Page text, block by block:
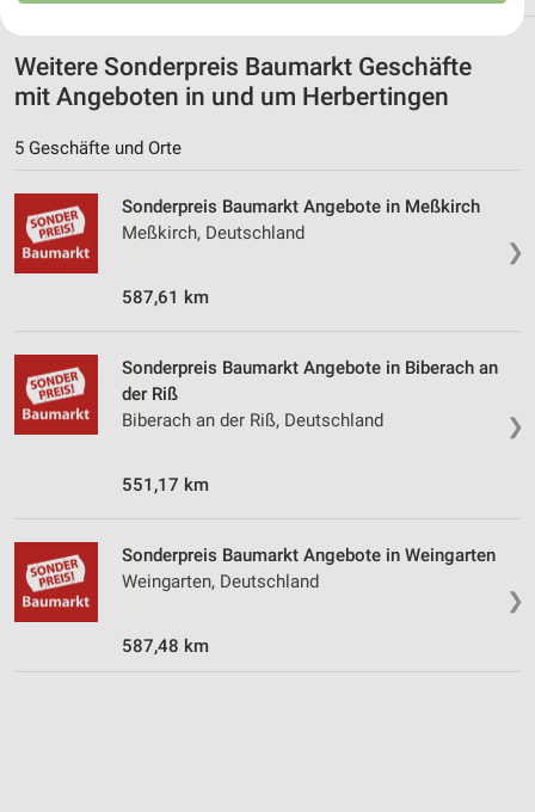
Weitere Sonderpreis Baumarkt Geschäfte
mit Angeboten in und um Herbertingen
5 Geschäfte und Orte
❯
Sonderpreis Baumarkt Angebote in Meßkirch
Meßkirch, Deutschland
587,61 km
❯
Sonderpreis Baumarkt Angebote in Biberach an
der Riß
Biberach an der Riß, Deutschland
551,17 km
❯
Sonderpreis Baumarkt Angebote in Weingarten
Weingarten, Deutschland
587,48 km
Website/App.
Partnerliste anzeigen (1 IAB-Anbieter)
Wir nutzen Ihre Daten für folgende Zwecke:
auf einem Endgerät
Verwendung reduzierter Daten zur Auswahl von
Werbeanzeigen
Erstellung von Profilen für personalisierte
Verwendung von Profilen zur Auswahl
personalisierter Werbung
Messung der Werbeleistung
Messung der Performance von Inhalten